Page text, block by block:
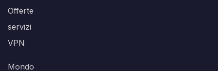
Offerte
servizi
VPN
Mondo